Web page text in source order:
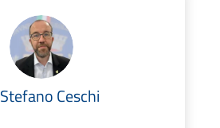
Stefano Ceschi